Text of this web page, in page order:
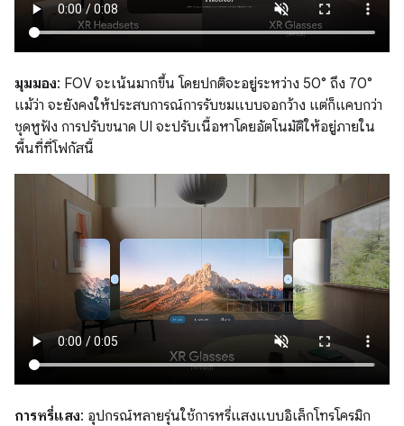
มุมมอง: FOV จะเน้นมากขึ้น โดยปกติจะอยู่ระหว่าง 50° ถึง 70°
แม้ว่า จะยังคงให้ประสบการณ์การรับชมแบบจอกว้าง แต่ก็แคบกว่า
ชุดหูฟัง การปรับขนาด UI จะปรับเนื้อหาโดยอัตโนมัติให้อยู่ภายใน
พื้นที่ที่โฟกัสนี้
การหรี่แสง: อุปกรณ์หลายรุ่นใช้การหรี่แสงแบบอิเล็กโทรโครมิก